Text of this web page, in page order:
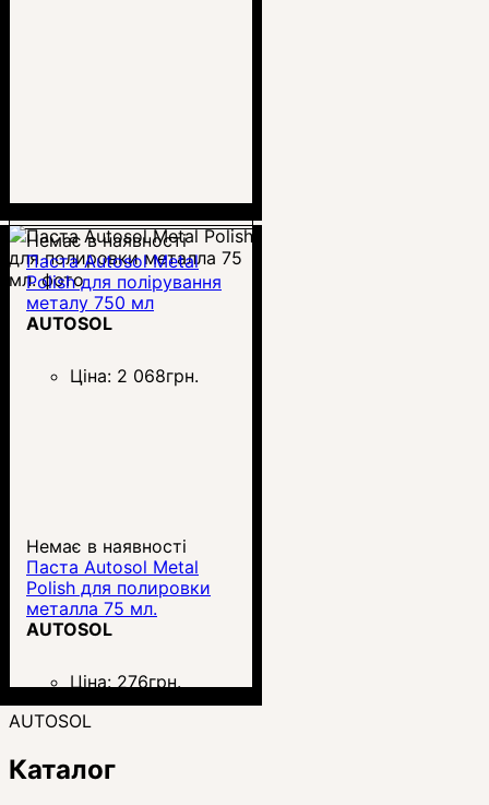
Немає в наявності
Паста Autosol Metal
Polish для полірування
металу 750 мл
AUTOSOL
Ціна: 2 068грн.
Немає в наявності
Паста Autosol Metal
Polish для полировки
металла 75 мл.
AUTOSOL
Ціна: 276грн.
AUTOSOL
Каталог